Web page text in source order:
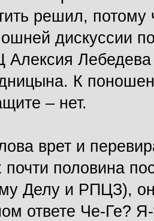
решил,
дискуссии
Лебедева
К
– нет.
врет и
почти половина
Делу и РПЦЗ),
ответе Че-Ге?